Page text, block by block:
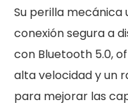
Su perilla
conexión segura a
con Bluetooth 5.0,
alta velocidad y un
para mejorar las